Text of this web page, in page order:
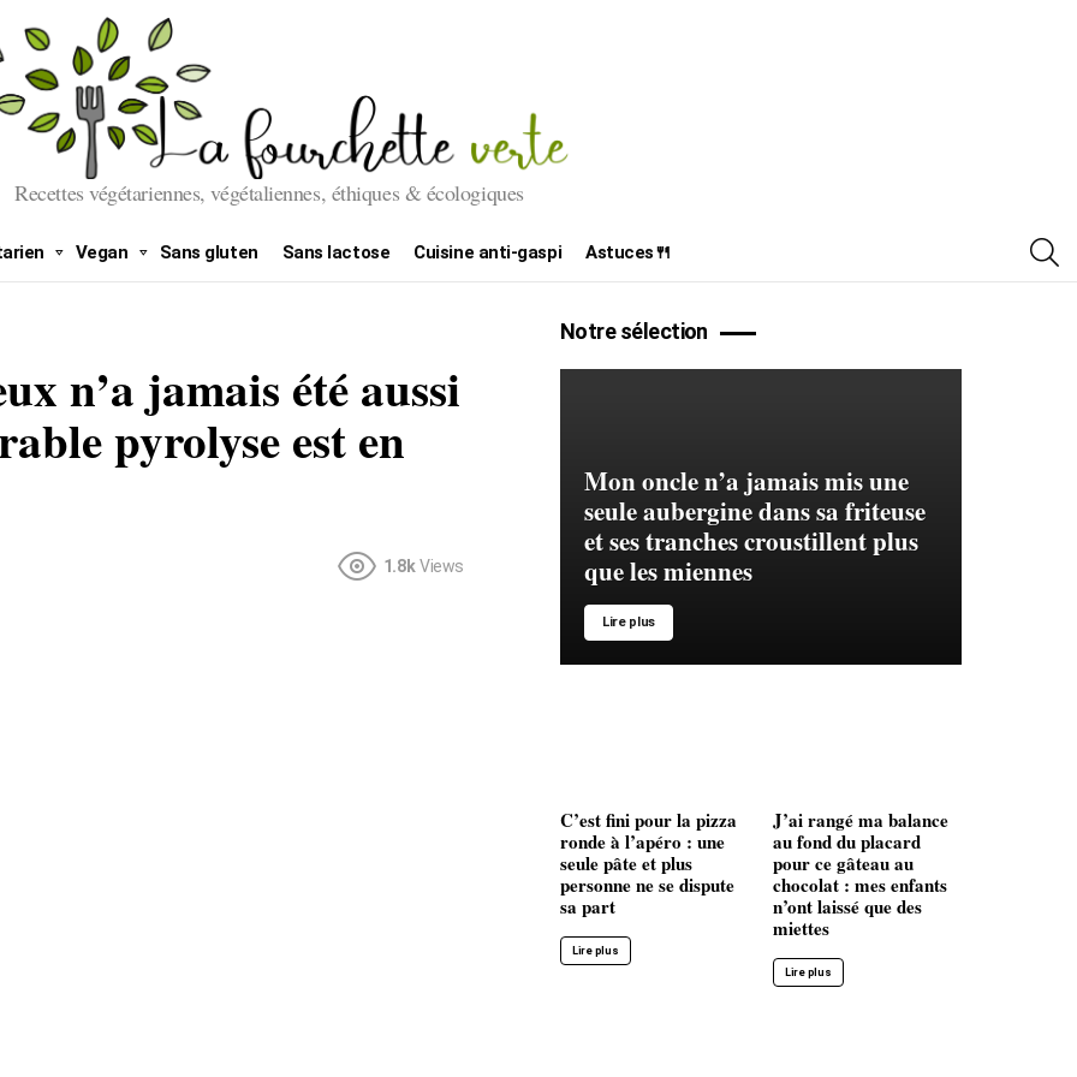
Recettes végétariennes, végétaliennes, éthiques & écologiques
Vegan Sans gluten Sans lactose Cuisine anti-gaspi Astuces🍴
n’a jamais été aussi
pyrolyse est en
1.8k Views
Notre sélection
Mon oncle n’a jamais mis une
seule aubergine dans sa friteuse
et ses tranches croustillent plus
que les miennes
Lire plus
C’est fini pour la pizza
ronde à l’apéro : une
seule pâte et plus
personne ne se dispute
sa part
Lire plus
J’ai rangé ma balance
au fond du placard
pour ce gâteau au
chocolat : mes enfants
n’ont laissé que des
miettes
Lire plus